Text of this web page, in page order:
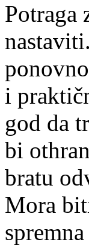
Potraga
i
god da
bi
bratu
Mora